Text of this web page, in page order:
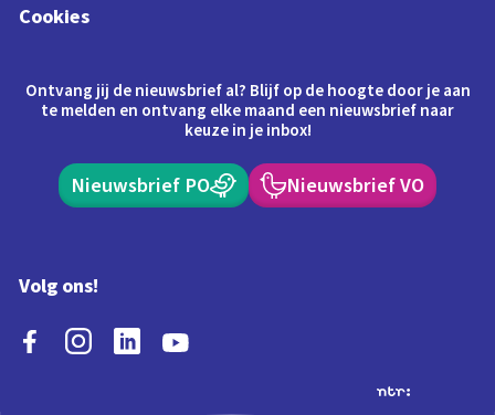
Cookies
Ontvang jij de nieuwsbrief al? Blijf op de hoogte door je aan
te melden en ontvang elke maand een nieuwsbrief naar
keuze in je inbox!
Nieuwsbrief PO Nieuwsbrief VO
Volg ons!